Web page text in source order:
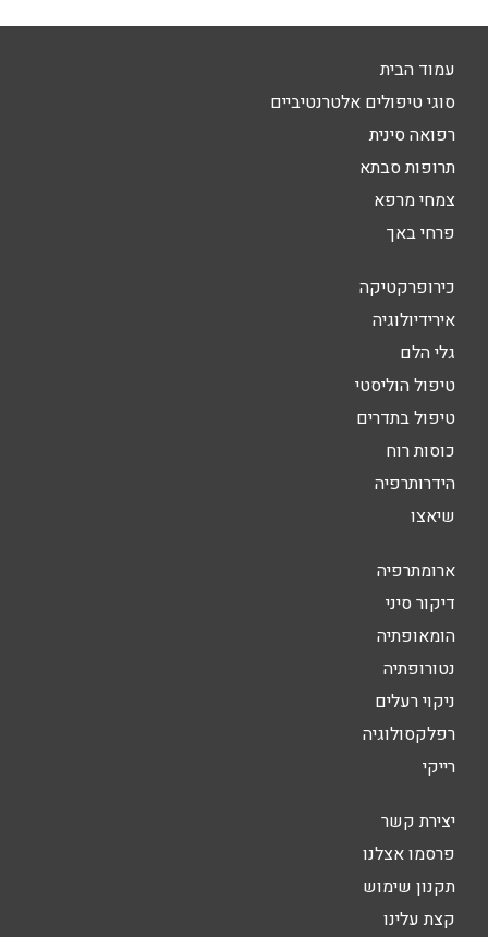
עמוד הבית
סוגי טיפולים אלטרנטיביים
רפואה סינית
תרופות סבתא
צמחי מרפא
פרחי באך
כירופרקטיקה
אירידיולוגיה
גלי הלם
טיפול הוליסטי
טיפול בתדרים
כוסות רוח
הידרותרפיה
שיאצו
ארומתרפיה
דיקור סיני
הומאופתיה
נטורופתיה
ניקוי רעלים
רפלקסולוגיה
רייקי
יצירת קשר
פרסמו אצלנו
תקנון שימוש
קצת עלינו